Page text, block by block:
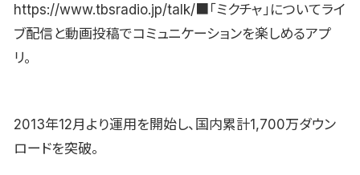
https://www.tbsradio.jp/talk/■「ミクチャ」についてライ
ブ配信と動画投稿でコミュニケーションを楽しめるアプ
リ。
2013年12月より運用を開始し、国内累計1,700万ダウン
ロードを突破。